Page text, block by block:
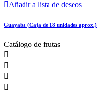
Añadir a lista de deseos
Guayaba (Caja de 18 unidades aprox.)
Catálogo de frutas



